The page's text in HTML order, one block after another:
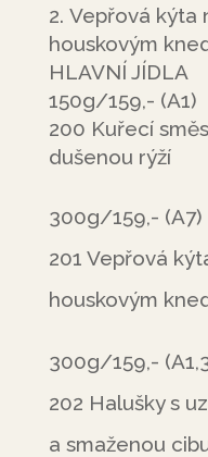
Vepřová kýta
houskovým
HLAVNÍ JÍDLA
150g/159,- (A1)
200 Kuřecí
dušenou rýží
300g/159,- (A7)
201 Vepřová
houskovým
300g/159,-
202 Halušky s
a smaženou